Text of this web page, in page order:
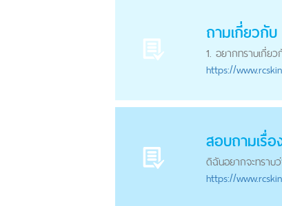
ถามเกี่ยวกับ
1. อยากทราบเกี่ย
https://
สอบถามเรื่อ
ดิฉันอยากจะทราบ
https://